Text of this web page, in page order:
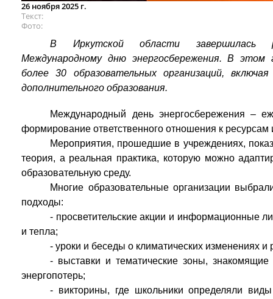
26 ноября 2025 г.
Текст
Фото
В Иркутской области завершилась
Международному дню энергосбережения. В этом
более 30 образовательных организаций,
дополнительного образования.
Международный день энергосбережения –
формирование ответственного отношения к ресурсам
Мероприятия, прошедшие в учреждениях,
теория, а реальная практика, которую можно
образовательную среду.
Многие образовательные организации
подходы:
- просветительские акции и информационные
и тепла;
- уроки и беседы о климатических изменениях
- выставки и тематические зоны,
энергопотерь;
- викторины, где школьники определяли